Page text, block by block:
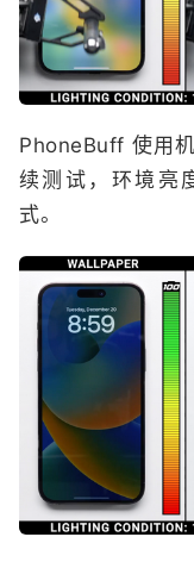
PhoneBuff 使用
续测试，环境亮
式。